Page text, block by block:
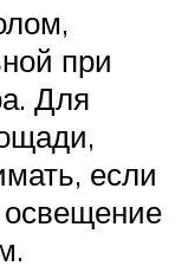
при
Для
если
освещение